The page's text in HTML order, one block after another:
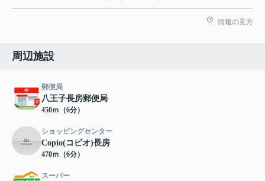
情報の見方
周辺施設
郵便局
八王子長房郵便局
450ｍ（6分）
ショッピングセンター
Copio(コピオ)長房
470ｍ（6分）
スーパー